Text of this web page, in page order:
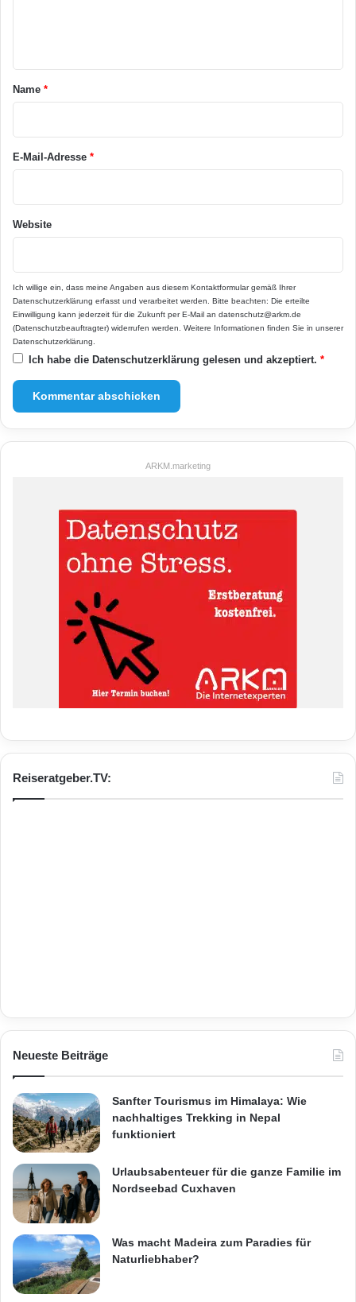
a
*
Name *
E-Mail-Adresse *
Website
Ich willige ein, dass meine Angaben aus diesem Kontaktformular gemäß Ihrer
Datenschutzerklärung erfasst und verarbeitet werden. Bitte beachten: Die erteilte
Einwilligung kann jederzeit für die Zukunft per E-Mail an datenschutz@arkm.de
(Datenschutzbeauftragter) widerrufen werden. Weitere Informationen finden Sie in unserer
Datenschutzerklärung
Ich habe die Datenschutzerklärung gelesen und akzeptiert. *
ARKM.marketing
Reiseratgeber.TV:
Neueste Beiträge
Sanfter Tourismus im Himalaya: Wie
nachhaltiges Trekking in Nepal
funktioniert
Urlaubsabenteuer für die ganze Familie im
Nordseebad Cuxhaven
Was macht Madeira zum Paradies für
Naturliebhaber?